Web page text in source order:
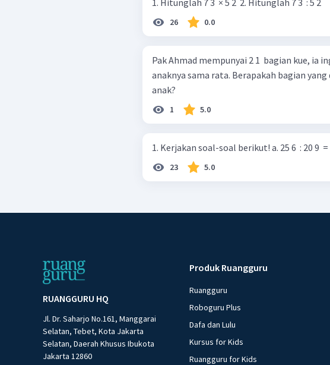
1. Hitunglah 7 3 ​ × 5 2 ​ 2. Hitunglah 7 3 ​ : 5 2 ​
26 0.0
Pak Ahmad mempunyai 2 1 ​ bagian kue, ia
anaknya sama rata. Berapakah bagian
anak?
1 5.0
1. Kerjakan soal-soal berikut! a. 25 6 ​ :
23 5.0
RUANGGURU HQ
Jl. Dr. Saharjo No.161, Manggarai
Selatan, Tebet, Kota Jakarta
Selatan, Daerah Khusus Ibukota
Jakarta 12860
Produk Ruangguru
Ruangguru
Roboguru Plus
Dafa dan Lulu
Kursus for Kids
Ruangguru for Kids